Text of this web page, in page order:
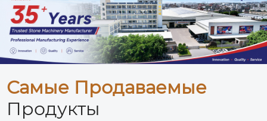
Самые Продаваемые
Продукты